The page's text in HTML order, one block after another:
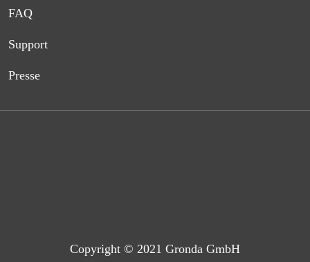
FAQ
Support
Presse
Copyright © 2021 Gronda GmbH